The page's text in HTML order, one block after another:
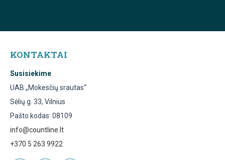
KONTAKTAI
Susisiekime
UAB „Mokesčių srautas“
Sėlių g. 33, Vilnius
Pašto kodas: 08109
info@countline.lt
+370 5 263 9922